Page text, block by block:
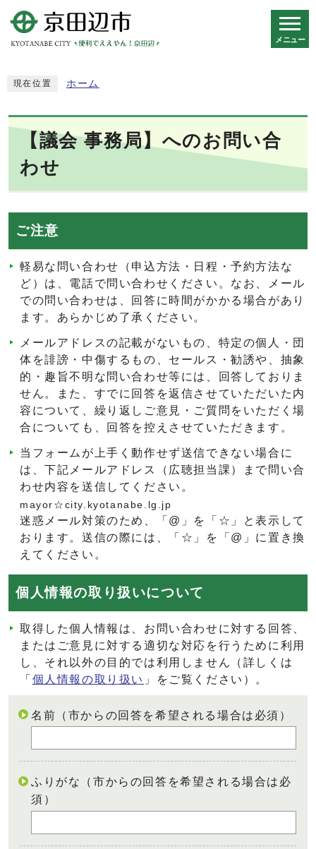
メニュー
現在位置 ホーム
【議会 事務局】へのお問い合
わせ
ご注意
軽易な問い合わせ（申込方法・日程・予約方法な
ど）は、電話で問い合わせください。なお、メール
での問い合わせは、回答に時間がかかる場合があり
ます。あらかじめ了承ください。
メールアドレスの記載がないもの、特定の個人・団
体を誹謗・中傷するもの、セールス・勧誘や、抽象
的・趣旨不明な問い合わせ等には、回答しておりま
せん。また、すでに回答を返信させていただいた内
容について、繰り返しご意見・ご質問をいただく場
合についても、回答を控えさせていただきます。
当フォームが上手く動作せず送信できない場合に
は、下記メールアドレス（広聴担当課）まで問い合
わせ内容を送信してください。
mayor☆city.kyotanabe.lg.jp
迷惑メール対策のため、「@」を「☆」と表示して
おります。送信の際には、「☆」を「@」に置き換
えてください。
個人情報の取り扱いについて
取得した個人情報は、お問い合わせに対する回答、
またはご意見に対する適切な対応を行うために利用
し、それ以外の目的では利用しません（詳しくは
「 個人情報の取り扱い 」をご覧ください）。
名前（市からの回答を希望される場合は必須）
ふりがな（市からの回答を希望される場合は必
須）